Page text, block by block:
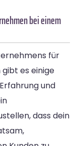
bei einem
für
es einige
und
dass dein